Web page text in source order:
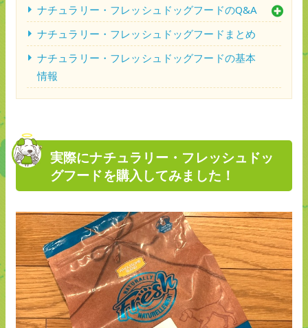
ナチュラリー・フレッシュドッグフードのQ&A
ナチュラリー・フレッシュドッグフードまとめ
ナチュラリー・フレッシュドッグフードの基本
情報
実際にナチュラリー・フレッシュドッ
グフードを購入してみました！